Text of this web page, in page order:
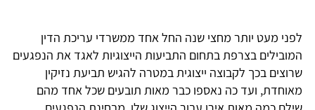
לפני מעט יותר מחצי שנה החל אחד ממשרדי עריכת הדין
המובילים בצרפת בתחום התביעות הייצוגיות לאגד את הנפגעים
שרוצים בכך לקבוצה ייצוגית במטרה להגיש תביעת נזיקין
מאוחדת, ועד כה נאספו כבר מאות תובעים שכל אחד מהם